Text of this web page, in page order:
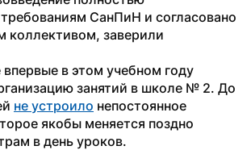
СанПиН и согласовано
коллективом, заверили
в этом учебном году
занятий в школе № 2. До
не устроило непостоянное
якобы меняется поздно
в день уроков.